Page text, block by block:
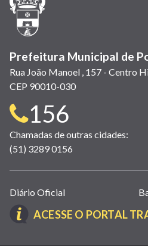
Prefeitura Municipal de
Rua João Manoel , 157 - Centro
CEP 90010-030
Telefone
para
contato:
156
Chamadas de outras cidades:
(51) 3289 0156
Links
úteis
(abrem
Diário Oficial
ACESSE O PORTAL